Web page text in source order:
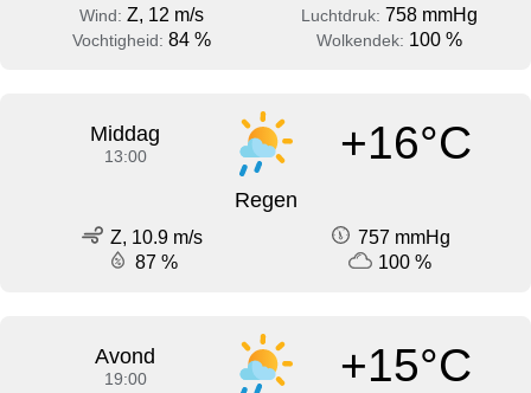
Wind: Z, 12 m/s Luchtdruk: 758 mmHg
Vochtigheid: 84 % Wolkendek: 100 %
Middag
13:00 +16°C
Regen
Z, 10.9 m/s
757 mmHg
87 %
100 %
Avond
19:00 +15°C